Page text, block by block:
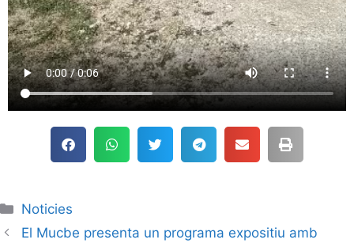
Noticies
El Mucbe presenta un programa expositiu amb